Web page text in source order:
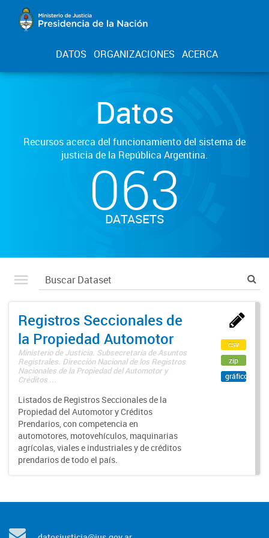
DATOS ORGANIZACIONES ACERCA
Datos
Recursos acerca del funcionamiento del sistema de
justicia de la República Argentina.
063
DATASETS
Registros Seccionales de
la Propiedad Automotor
Ministerio de Justicia. Subsecretaría de Asuntos
Registrales. Dirección Nacional de los Registros
Nacionales de la Propiedad del Automotor y
Créditos ...
Listados de Registros Seccionales de la
Propiedad del Automotor y Créditos
Prendarios, con competencia en
automotores, motovehículos, maquinarias
agrícolas, viales e industriales y de créditos
prendarios de todo el país.
csv
zip
gráfico